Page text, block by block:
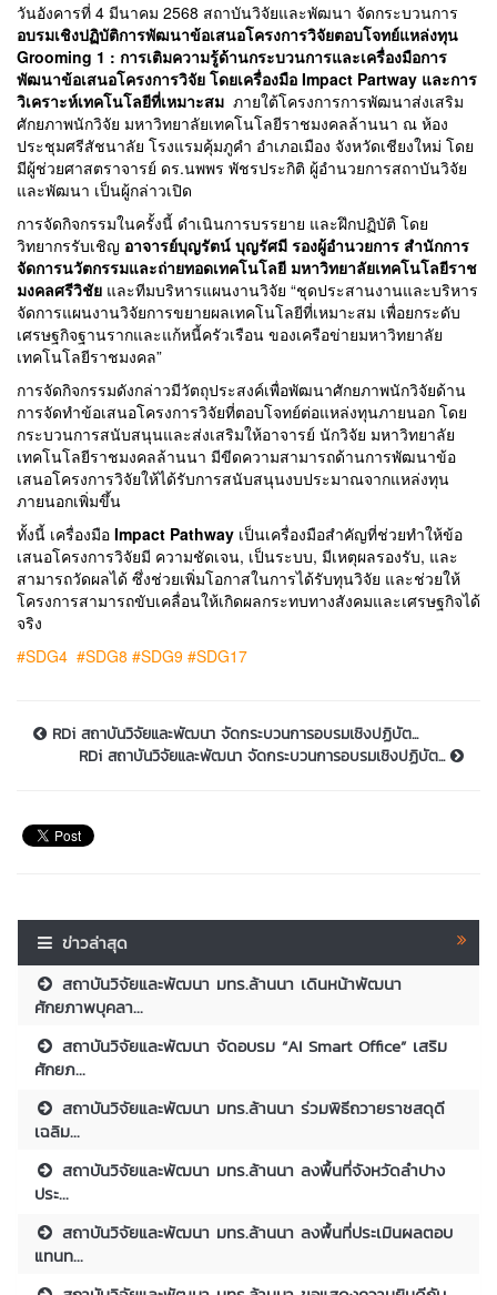
วันอังคารที่ 4 มีนาคม 2568 สถาบันวิจัยและพัฒนา จัดกระบวนการ
อบรมเชิงปฏิบัติการพัฒนาข้อเสนอโครงการวิจัยตอบโจทย์แหล่งทุน
Grooming 1 : การเติมความรู้ด้านกระบวนการและเครื่องมือการ
พัฒนาข้อเสนอโครงการวิจัย โดยเครื่องมือ Impact Partway และการ
วิเคราะห์เทคโนโลยีที่เหมาะสม ภายใต้โครงการการพัฒนาส่งเสริม
ศักยภาพนักวิจัย มหาวิทยาลัยเทคโนโลยีราชมงคลล้านนา ณ ห้อง
ประชุมศรีสัชนาลัย โรงแรมคุ้มภูคำ อำเภอเมือง จังหวัดเชียงใหม่ โดย
มีผู้ช่วยศาสตราจารย์ ดร.นพพร พัชรประกิติ ผู้อำนวยการสถาบันวิจัย
และพัฒนา เป็นผู้กล่าวเปิด
การจัดกิจกรรมในครั้งนี้ ดำเนินการบรรยาย และฝึกปฏิบัติ โดย
วิทยากรรับเชิญ อาจารย์บุญรัตน์ บุญรัศมี รองผู้อำนวยการ สำนักการ
จัดการนวัตกรรมและถ่ายทอดเทคโนโลยี มหาวิทยาลัยเทคโนโลยีราช
มงคลศรีวิชัย และทีมบริหารแผนงานวิจัย “ชุดประสานงานและบริหาร
จัดการแผนงานวิจัยการขยายผลเทคโนโลยีที่เหมาะสม เพื่อยกระดับ
เศรษฐกิจฐานรากและแก้หนี้ครัวเรือน ของเครือข่ายมหาวิทยาลัย
เทคโนโลยีราชมงคล”
การจัดกิจกรรมดังกล่าวมีวัตถุประสงค์เพื่อพัฒนาศักยภาพนักวิจัยด้าน
การจัดทำข้อเสนอโครงการวิจัยที่ตอบโจทย์ต่อแหล่งทุนภายนอก โดย
กระบวนการสนับสนุนและส่งเสริมให้อาจารย์ นักวิจัย มหาวิทยาลัย
เทคโนโลยีราชมงคลล้านนา มีขีดความสามารถด้านการพัฒนาข้อ
เสนอโครงการวิจัยให้ได้รับการสนับสนุนงบประมาณจากแหล่งทุน
ภายนอกเพิ่มขึ้น
ทั้งนี้ เครื่องมือ Impact Pathway เป็นเครื่องมือสำคัญที่ช่วยทำให้ข้อ
เสนอโครงการวิจัยมี ความชัดเจน, เป็นระบบ, มีเหตุผลรองรับ, และ
สามารถวัดผลได้ ซึ่งช่วยเพิ่มโอกาสในการได้รับทุนวิจัย และช่วยให้
โครงการสามารถขับเคลื่อนให้เกิดผลกระทบทางสังคมและเศรษฐกิจได้
จริง
#SDG4 #SDG8 #SDG9 #SDG17
RDi สถาบันวิจัยและพัฒนา จัดกระบวนการอบรมเชิงปฏิบัต...
RDi สถาบันวิจัยและพัฒนา จัดกระบวนการอบรมเชิงปฏิบัต...
ข่าวล่าสุด
สถาบันวิจัยและพัฒนา มทร.ล้านนา เดินหน้าพัฒนา
ศักยภาพบุคลา...
สถาบันวิจัยและพัฒนา จัดอบรม “AI Smart Office” เสริม
ศักยภ...
สถาบันวิจัยและพัฒนา มทร.ล้านนา ร่วมพิธีถวายราชสดุดี
เฉลิม...
สถาบันวิจัยและพัฒนา มทร.ล้านนา ลงพื้นที่จังหวัดลำปาง
ประ...
สถาบันวิจัยและพัฒนา มทร.ล้านนา ลงพื้นที่ประเมินผลตอบ
แทนท...